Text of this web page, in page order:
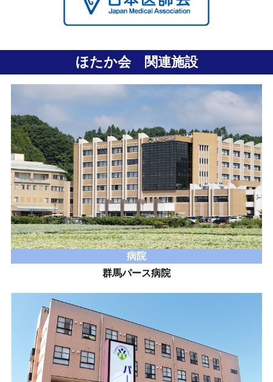
ほたか会 関連施設
病院
群馬パース病院